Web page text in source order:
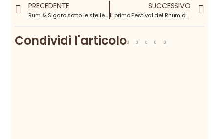
PRECEDENTE
Rum & Sigaro sotto le stelle 2^edizione
SUCCESSIVO
Il primo Festival del Rhum di Haiti
Condividi l'articolo